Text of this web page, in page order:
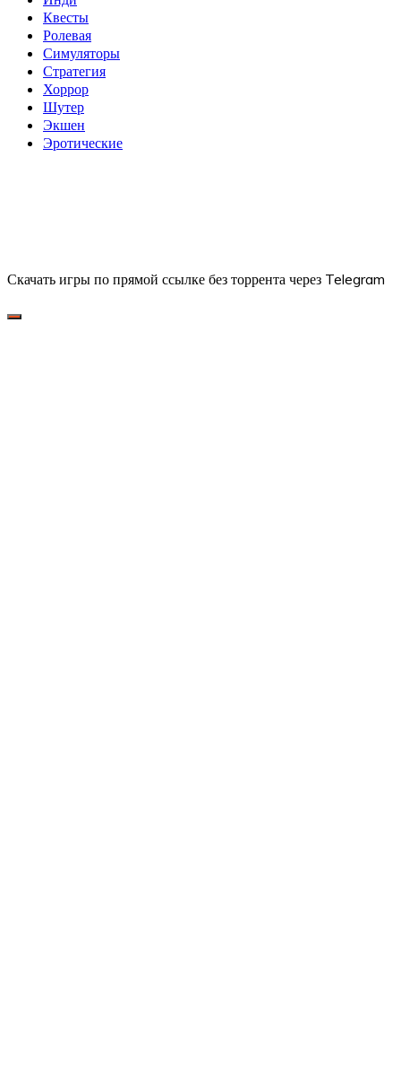
Квесты
Ролевая
Симуляторы
Стратегия
Хоррор
Шутер
Экшен
Эротические
Скачать игры по прямой ссылке без торрента через Telegram